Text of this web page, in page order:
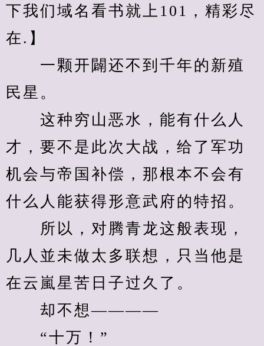
下我们域名看书就上101，精彩尽
在.】
一颗开闢还不到千年的新殖
民星。
这种穷山恶水，能有什么人
才，要不是此次大战，给了军功
机会与帝国补偿，那根本不会有
什么人能获得形意武府的特招。
所以，对腾青龙这般表现，
几人並未做太多联想，只当他是
在云嵐星苦日子过久了。
却不想————
“十万！”